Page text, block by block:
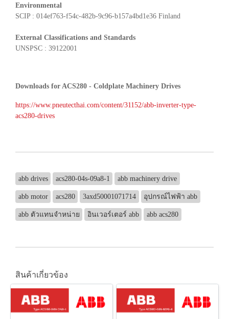
Environmental
SCIP : 014ef763-f54c-482b-9c96-b157a4bd1e36 Finland
External Classifications and Standards
UNSPSC : 39122001
Downloads for ACS280 - Coldplate Machinery Drives
https://www.pneutecthai.com/content/31152/abb-inverter-type-
acs280-drives
abb drives acs280-04s-09a8-1 abb machinery drive
abb motor acs280 3axd50001071714 อุปกรณ์ไฟฟ้า abb
abb ตัวแทนจำหน่าย อินเวอร์เตอร์ abb abb acs280
สินค้าเกี่ยวข้อง